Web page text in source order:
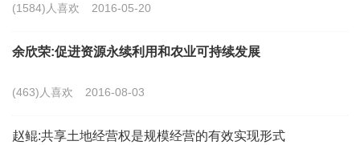
游动，成为“民工潮”爆发的标志性事件，交通部门不堪
承受，社会舆论为之哗然。1992年以后，随着邓小平同
(1584)人喜欢 2016-05-20
余欣荣:促进资源永续利用和农业可持续发展
(463)人喜欢 2016-08-03
赵鲲:共享土地经营权是规模经营的有效实现形式